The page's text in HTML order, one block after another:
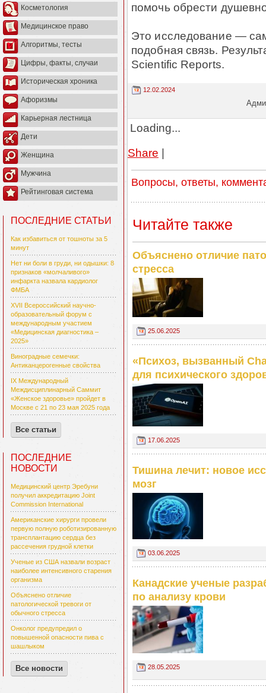
Косметология
Медицинское право
Алгоритмы, тесты
Цифры, факты, случаи
Историческая хроника
Афоризмы
Карьерная лестница
Дети
Женщина
Мужчина
Рейтинговая система
ПОСЛЕДНИЕ СТАТЬИ
Как избавиться от тошноты за 5
минут
Нет ни боли в груди, ни одышки: 8
признаков «молчаливого»
инфаркта назвала кардиолог
ФМБА
XVII Всероссийский научно-
образовательный форум с
международным участием
«Медицинская диагностика –
2025»
Виноградные семечки:
Антиканцерогенные свойства
IX Международный
Междисциплинарный Саммит
«Женское здоровье» пройдет в
Москве с 21 по 23 мая 2025 года
Все статьи
ПОСЛЕДНИЕ
НОВОСТИ
Медицинский центр Эребуни
получил аккредитацию Joint
Commission International
Американские хирурги провели
первую полную роботизированную
трансплантацию сердца без
рассечения грудной клетки
Ученые из США назвали возраст
наиболее интенсивного старения
организма
Объяснено отличие
патологической тревоги от
обычного стресса
Онколог предупредил о
повышенной опасности пива с
шашлыком
Все новости
помочь обрести
Это исследование —
подобная связь.
Scientific Reports.
12.02.2024
Loading...
Share |
Вопросы, ответы,
Читайте также
Объяснено отличие
стресса
25.06.2025
«Психоз, вызванный
для психического
17.06.2025
Тишина лечит: новое
мозг
03.06.2025
Канадские ученые
по анализу крови
28.05.2025